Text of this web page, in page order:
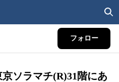
フォロー
京ソラマチ(R)31階にあ